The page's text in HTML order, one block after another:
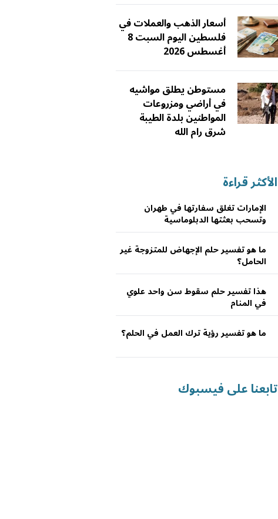
أسعار الذهب والعملات في
فلسطين اليوم السبت 8
أغسطس 2026
مستوطن يطلق مواشيه
في أراضي ومزروعات
المواطنين بلدة الطيبة
شرق رام الله
الأكثر قراءة
الإمارات تغلق سفارتها في طهران
وتسحب بعثتها الدبلوماسية
ما هو تفسير حلم الإجهاض للمتزوجة غير
الحامل؟
هذا تفسير حلم سقوط سن واحد علوي
في المنام
ما هو تفسير رؤية ترك العمل في الحلم؟
تابعنا على فيسبوك